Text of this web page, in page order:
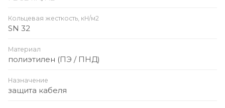
Кольцевая жесткость, кН/м2
SN 32
Материал
полиэтилен (ПЭ / ПНД)
Назначение
защита кабеля